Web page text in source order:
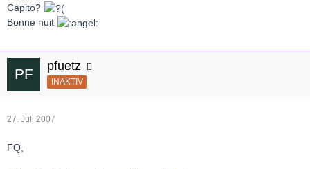
Capito?
Bonne nuit
pfuetz
INAKTIV
27. Juli 2007
FQ,